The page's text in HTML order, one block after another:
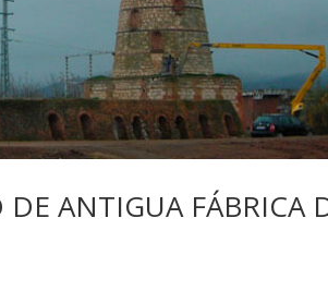
ANTIGUA FÁBRICA